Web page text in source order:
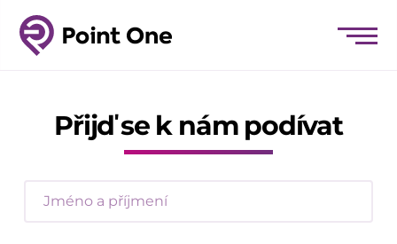
Přijď se k nám podívat